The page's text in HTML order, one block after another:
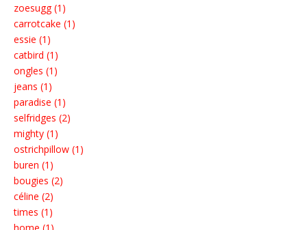
zoesugg (1)
carrotcake (1)
essie (1)
catbird (1)
ongles (1)
jeans (1)
paradise (1)
selfridges (2)
mighty (1)
ostrichpillow (1)
buren (1)
bougies (2)
céline (2)
times (1)